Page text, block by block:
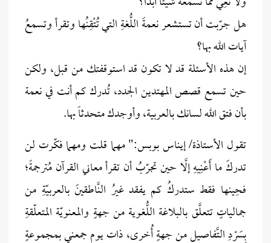
هل جرّبت أن تستشعر نعمةَ اللُّغةِ التي تُتْقِنُها وتقرأ وتسمعُ
آيات الله بها؟
إن هذه الأسئلة قد لا تكون قد استوقفتك من قبل، ولكن
حين تسمع قصص المهتدين الجدد، تُدرك كم أنت في نعمة
بأن فتق الله لسانك بالعربية، وأوجدك متحدثاً بها.
تقول الأستاذة/ إيناس بوبس:" مهما قلت ومهما فكّرت لن
تدركَ ما أَعْنِيهِ إلَّا حين تجرّبُ أن تقرأ معاني القرآن مُترجمةً؛
فحِينها فقط ستدركُ كم يفقد غيرُ النَّاطقينَ بالعربيّةِ من
جمالياتٍ تتعلَّق بالبلاغة اللُّغوية من جهةٍ والمعنويّة المتعلّقةِ
بِسَرْدِ التَّفاصيلِ من جهةٍ أُخرى، ذات يوم جمعني بمجموعةٍ